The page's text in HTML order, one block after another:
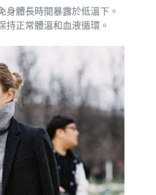
身體長時間暴露於低溫下。
持正常體溫和血液循環。